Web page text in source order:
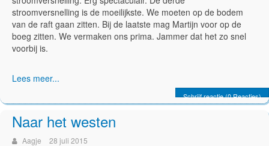
stroomversnelling is de moeilijkste. We moeten op de bodem
van de raft gaan zitten. Bij de laatste mag Martijn voor op de
boeg zitten. We vermaken ons prima. Jammer dat het zo snel
voorbij is.
Lees meer...
Schrijf reactie (0 Reacties)
Naar het westen
Aagje 28 juli 2015